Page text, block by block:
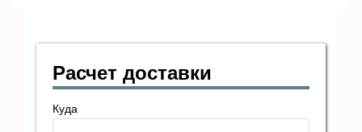
Расчет доставки
Куда